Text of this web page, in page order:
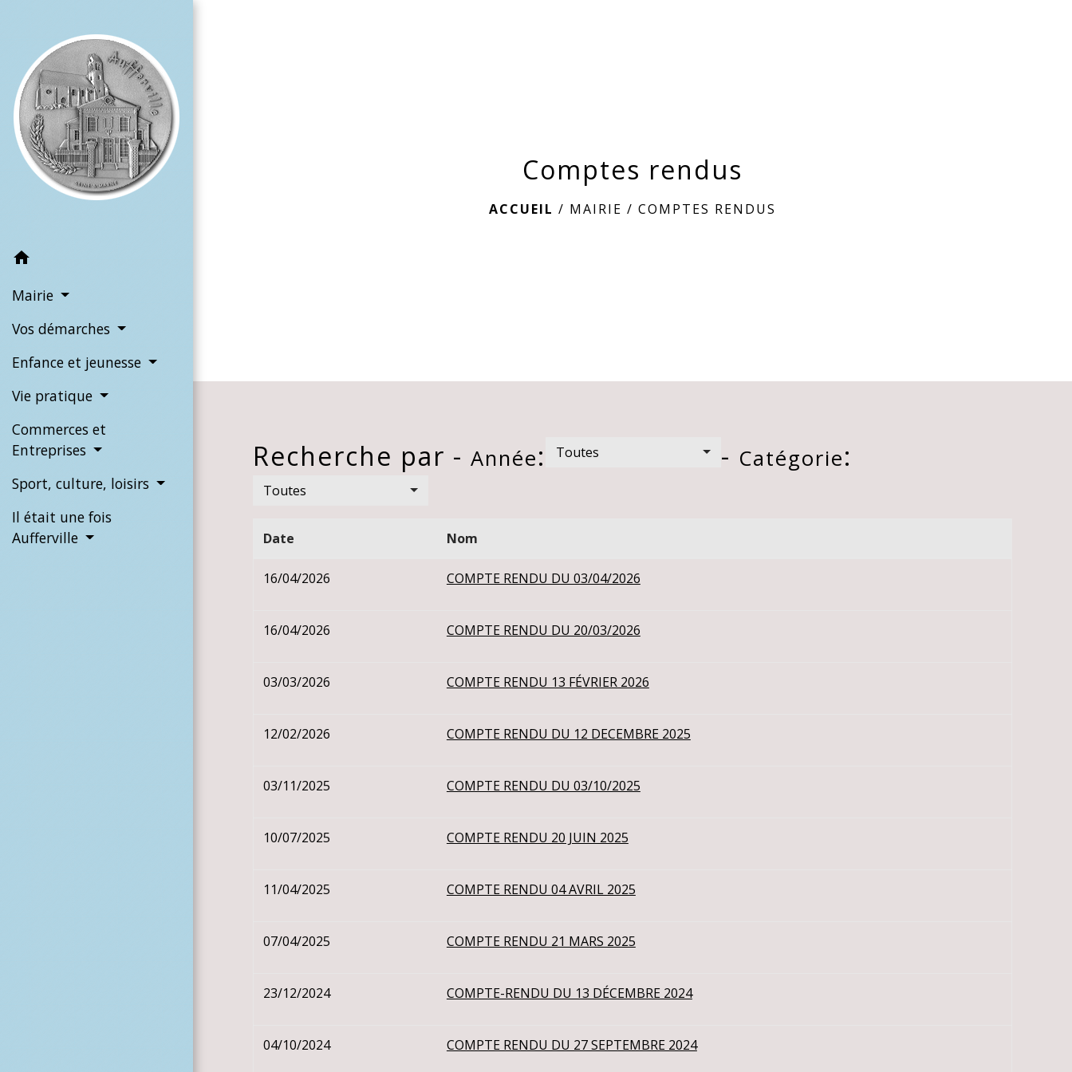
home
Mairie
Vos démarches
Enfance et jeunesse
Vie pratique
Commerces et
Entreprises
Sport, culture, loisirs
Il était une fois
Aufferville
Comptes rendus
ACCUEIL / MAIRIE / COMPTES RENDUS
Recherche par - Année: Toutes - Catégorie:
Toutes
Date Nom
16/04/2026 COMPTE RENDU DU 03/04/2026
16/04/2026 COMPTE RENDU DU 20/03/2026
03/03/2026 COMPTE RENDU 13 FÉVRIER 2026
12/02/2026 COMPTE RENDU DU 12 DECEMBRE 2025
03/11/2025 COMPTE RENDU DU 03/10/2025
10/07/2025 COMPTE RENDU 20 JUIN 2025
11/04/2025 COMPTE RENDU 04 AVRIL 2025
07/04/2025 COMPTE RENDU 21 MARS 2025
23/12/2024 COMPTE-RENDU DU 13 DÉCEMBRE 2024
04/10/2024 COMPTE RENDU DU 27 SEPTEMBRE 2024